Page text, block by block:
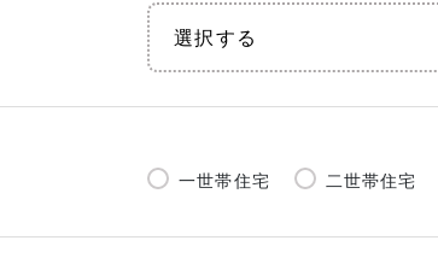
一世帯住宅 二世帯住宅